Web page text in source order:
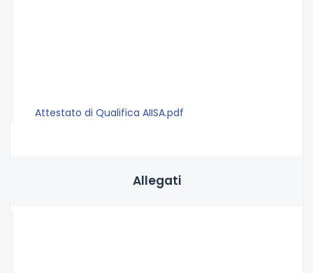
Attestato di Qualifica AIISA.pdf
Allegati